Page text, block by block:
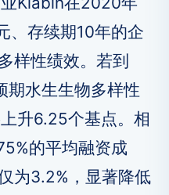
、存续期10年的企
样性绩效。若到
期水生生物多样性
升6.25个基点。相
的平均融资成
为3.2%，显著降低